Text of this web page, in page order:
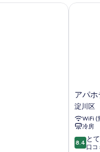
ア
パ
ホ
テ
ル
〈新
大
アパ
淀川区
WiFi (
冷房
10
段
8.4 と
口コ
アパホ